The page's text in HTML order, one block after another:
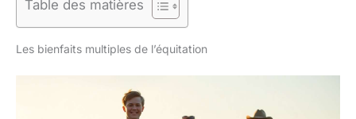
Table des matières
Les bienfaits multiples de l’équitation